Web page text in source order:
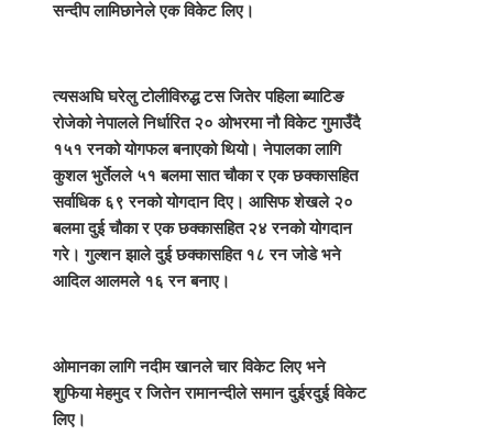
सन्दीप लामिछानेले एक विकेट लिए।
त्यसअघि घरेलु टोलीविरुद्ध टस जितेर पहिला ब्याटिङ
रोजेको नेपालले निर्धारित २० ओभरमा नौ विकेट गुमाउँदै
१५१ रनको योगफल बनाएको थियो। नेपालका लागि
कुशल भुर्तेलले ५१ बलमा सात चौका र एक छक्कासहित
सर्वाधिक ६९ रनको योगदान दिए। आसिफ शेखले २०
बलमा दुई चौका र एक छक्कासहित २४ रनको योगदान
गरे। गुल्शन झाले दुई छक्कासहित १८ रन जोडे भने
आदिल आलमले १६ रन बनाए।
ओमानका लागि नदीम खानले चार विकेट लिए भने
शुफिया मेहमुद र जितेन रामानन्दीले समान दुईरदुई विकेट
लिए।